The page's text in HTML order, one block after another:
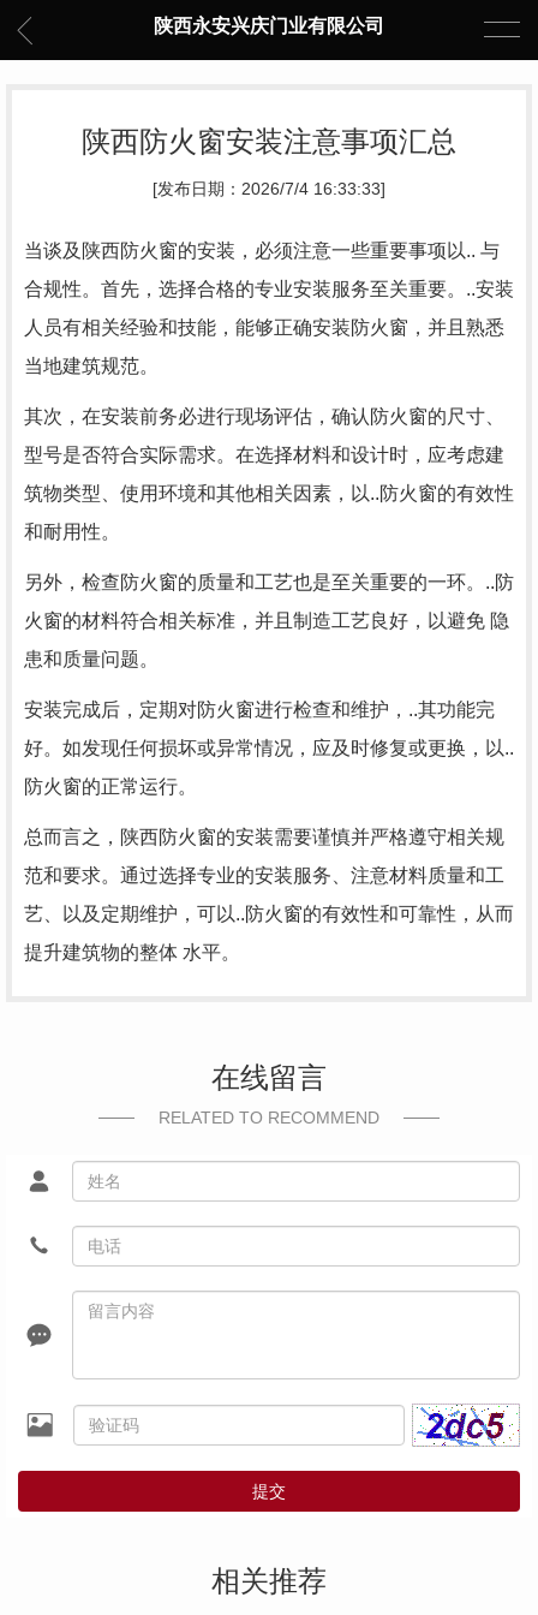
陕西永安兴庆门业有限公司
陕西防火窗安装注意事项汇总
[发布日期：2026/7/4 16:33:33]
当谈及陕西防火窗的安装，必须注意一些重要事项以.. 与
合规性。首先，选择合格的专业安装服务至关重要。..安装
人员有相关经验和技能，能够正确安装防火窗，并且熟悉
当地建筑规范。
其次，在安装前务必进行现场评估，确认防火窗的尺寸、
型号是否符合实际需求。在选择材料和设计时，应考虑建
筑物类型、使用环境和其他相关因素，以..防火窗的有效性
和耐用性。
另外，检查防火窗的质量和工艺也是至关重要的一环。..防
火窗的材料符合相关标准，并且制造工艺良好，以避免 隐
患和质量问题。
安装完成后，定期对防火窗进行检查和维护，..其功能完
好。如发现任何损坏或异常情况，应及时修复或更换，以..
防火窗的正常运行。
总而言之，陕西防火窗的安装需要谨慎并严格遵守相关规
范和要求。通过选择专业的安装服务、注意材料质量和工
艺、以及定期维护，可以..防火窗的有效性和可靠性，从而
提升建筑物的整体 水平。
在线留言
RELATED TO RECOMMEND
提交
相关推荐